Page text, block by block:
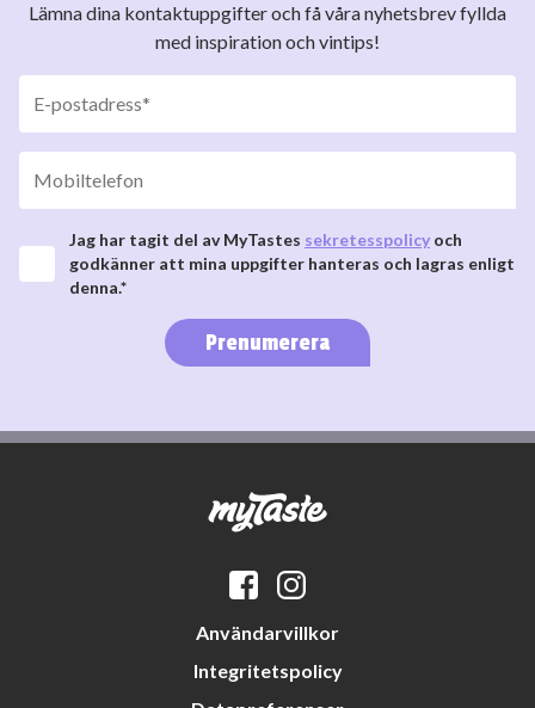
Lämna dina kontaktuppgifter och få våra nyhetsbrev fyllda
med inspiration och vintips!
Jag har tagit del av MyTastes sekretesspolicy och
godkänner att mina uppgifter hanteras och lagras enligt
denna.*
Prenumerera
Användarvillkor
Integritetspolicy